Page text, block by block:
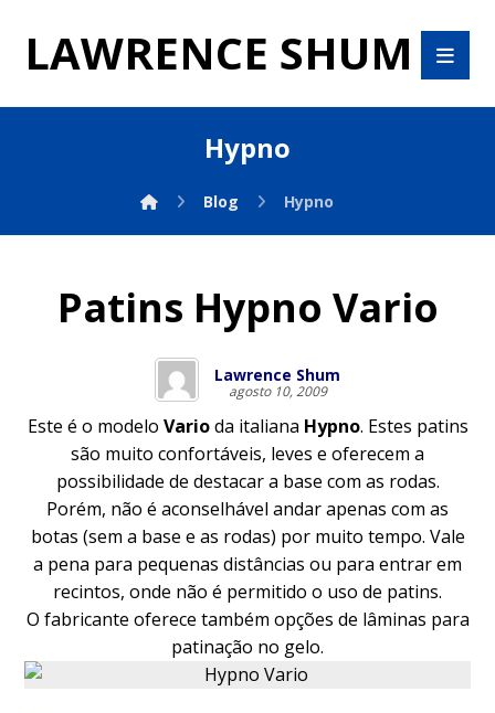
LAWRENCE SHUM
Hypno
Blog Hypno
Patins Hypno Vario
Lawrence Shum
agosto 10, 2009
Este é o modelo Varioda italiana Hypno. Estes patins
são muito confortáveis, leves e oferecem a
possibilidade de destacar a base com as rodas.
Porém, não é aconselhável andar apenas com as
botas (sem a base e as rodas) por muito tempo. Vale
a pena para pequenas distâncias ou para entrar em
recintos, onde não é permitido o uso de patins.
O fabricante oferece também opções de lâminas para
patinação no gelo.